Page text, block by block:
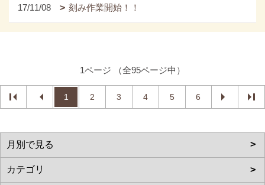
17/11/08 刻み作業開始！！
1ページ （全95ページ中）
1 2 3 4 5 6